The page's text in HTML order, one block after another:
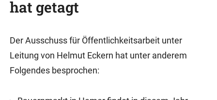
hat getagt
Der Ausschuss für Öffentlichkeitsarbeit unter
Leitung von Helmut Eckern hat unter anderem
Folgendes besprochen: